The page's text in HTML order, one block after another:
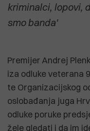
kriminalci, lopovi,
smo banda'
Premijer Andrej
iza odluke veterana
te Organizacijskog
oslobađanja juga
odluke poruke
žele gledati i da im